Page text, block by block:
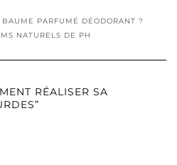
PARFUMÉ DÉODORANT ?
NATURELS DE PH
RÉALISER SA